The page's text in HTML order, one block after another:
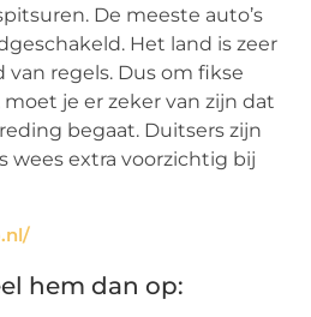
De meeste auto’s
Het land is zeer
regels. Dus om fikse
je er zeker van zijn dat
begaat. Duitsers zijn
wees extra voorzichtig bij
hem dan op: